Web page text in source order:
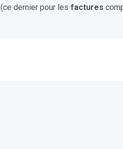
(ce dernier pour lesfactures